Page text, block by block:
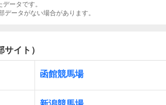
ータです。
ータがない場合があります。
イト）
函館競馬場